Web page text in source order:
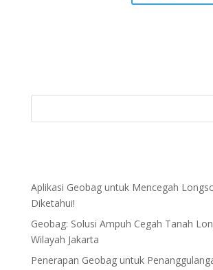
Aplikasi Geobag untuk Mencegah
Diketahui!
Geobag: Solusi Ampuh Cegah Tanah
Wilayah Jakarta
Penerapan Geobag untuk